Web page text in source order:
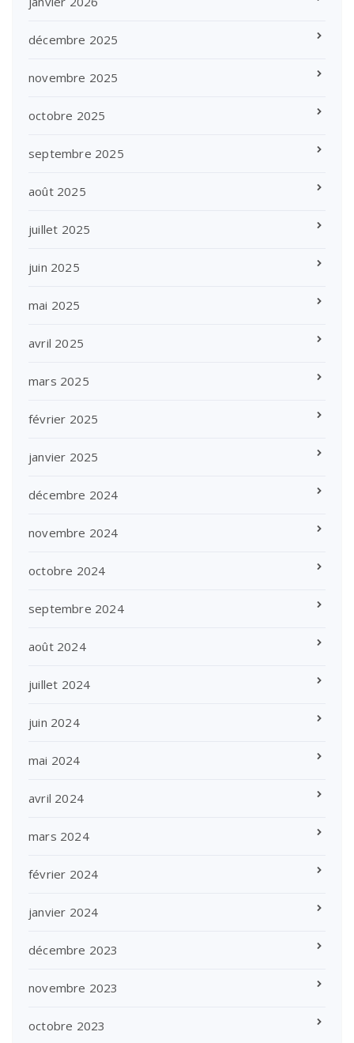
décembre 2025
novembre 2025
octobre 2025
septembre 2025
août 2025
juillet 2025
juin 2025
mai 2025
avril 2025
mars 2025
février 2025
janvier 2025
décembre 2024
novembre 2024
octobre 2024
septembre 2024
août 2024
juillet 2024
juin 2024
mai 2024
avril 2024
mars 2024
février 2024
janvier 2024
décembre 2023
novembre 2023
octobre 2023